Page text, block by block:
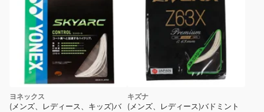
ヨネックス
(メンズ、レディース、キッズ)バ
キズナ
(メンズ、レディース)バドミント